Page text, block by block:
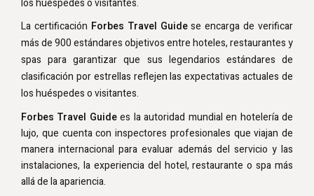
La certificación Forbes Travel Guidese encarga de verificar
más de 900 estándares objetivos entre hoteles, restaurantes y
spas para garantizar que sus legendarios estándares de
clasificación por estrellas reflejen las expectativas actuales de
los huéspedes o visitantes.
Forbes Travel Guidees la autoridad mundial en hotelería de
lujo, que cuenta con inspectores profesionales que viajan de
manera internacional para evaluar además del servicio y las
instalaciones, la experiencia del hotel, restaurante o spa más
allá de la apariencia.